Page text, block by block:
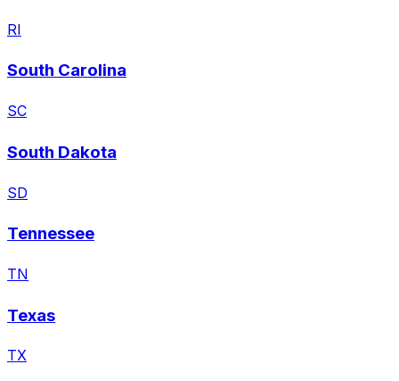
RI
South Carolina
SC
South Dakota
SD
Tennessee
TN
Texas
TX